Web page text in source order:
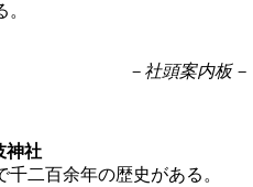
－社頭案内板－
神社
二百余年の歴史がある。